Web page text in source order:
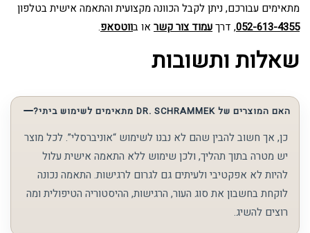
מתאימים עבורכם, ניתן לקבל הכוונה מקצועית והתאמה אישית בטלפון
052-613-4355, דרךעמוד צור קשר או בווטסאפ.
שאלות ותשובות
האם המוצרים של DR. SCHRAMMEK מתאימים לשימוש ביתי?
כן, אך חשוב להבין שהם לא נבנו לשימוש “אוניברסלי”. לכל מוצר
יש מטרה בתוך תהליך, ולכן שימוש ללא התאמה אישית עלול
להיות לא אפקטיבי ולעיתים גם לגרום לרגישות. התאמה נכונה
לוקחת בחשבון את סוג העור, הרגישות, ההיסטוריה הטיפולית ומה
רוצים להשיג.